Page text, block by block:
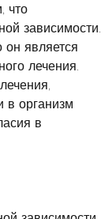
что
зависимости.
он является
лечения.
в организм
в